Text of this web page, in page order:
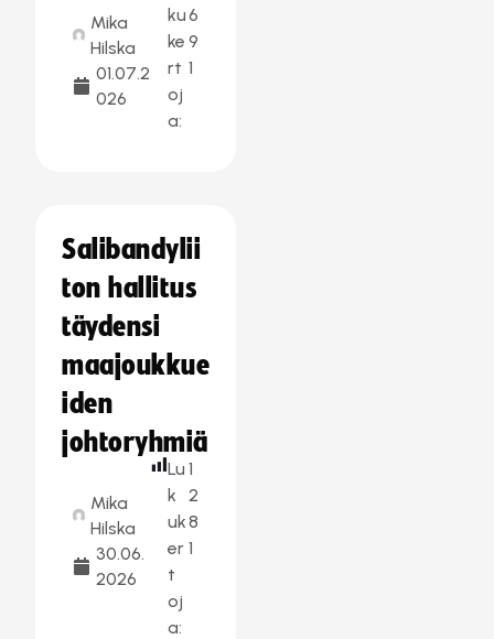
Mika
Hilska
01.07.2
026
ku
ke
rt
oj
a:
6
9
1
Salibandylii
ton hallitus
täydensi
maajoukkue
iden
johtoryhmiä
Mika
Hilska
30.06.
2026
Lu
k
uk
er
t
oj
a:
1
2
8
1